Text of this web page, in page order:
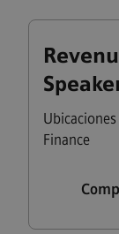
Finance